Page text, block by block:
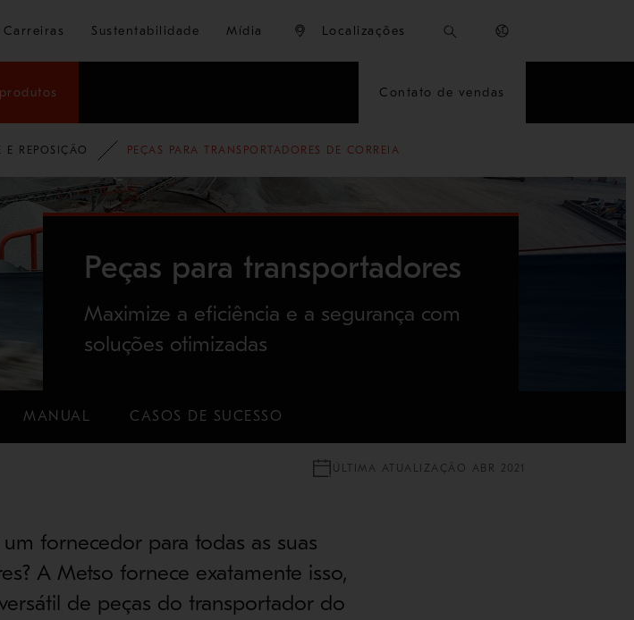
conteúdo principal
Carreiras Sustentabilidade Mídia Localizações
Contato de vendas
E REPOSIÇÃO PEÇAS PARA TRANSPORTADORES DE CORREIA
Peças para transportadores
Maximize a eficiência e a segurança com
soluções otimizadas
MANUAL CASOS DE SUCESSO
ÚLTIMA ATUALIZAÇÃO ABR 2021
fornecedor para todas as suas
A Metso fornece exatamente isso,
de peças do transportador do